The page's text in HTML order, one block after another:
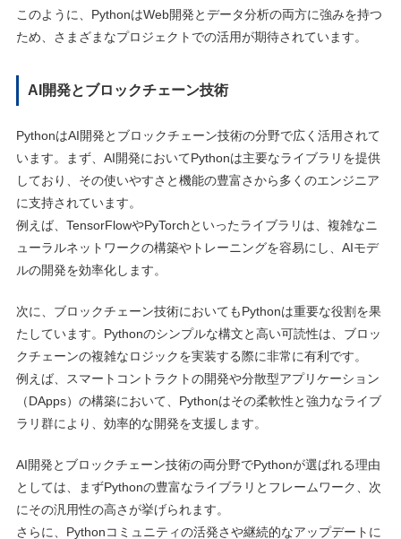
このように、PythonはWeb開発とデータ分析の両方に強みを持つ
ため、さまざまなプロジェクトでの活用が期待されています。
AI開発とブロックチェーン技術
PythonはAI開発とブロックチェーン技術の分野で広く活用されて
います。まず、AI開発においてPythonは主要なライブラリを提供
しており、その使いやすさと機能の豊富さから多くのエンジニア
に支持されています。
例えば、TensorFlowやPyTorchといったライブラリは、複雑なニ
ューラルネットワークの構築やトレーニングを容易にし、AIモデ
ルの開発を効率化します。
次に、ブロックチェーン技術においてもPythonは重要な役割を果
たしています。Pythonのシンプルな構文と高い可読性は、ブロッ
クチェーンの複雑なロジックを実装する際に非常に有利です。
例えば、スマートコントラクトの開発や分散型アプリケーション
（DApps）の構築において、Pythonはその柔軟性と強力なライブ
ラリ群により、効率的な開発を支援します。
AI開発とブロックチェーン技術の両分野でPythonが選ばれる理由
としては、まずPythonの豊富なライブラリとフレームワーク、次
にその汎用性の高さが挙げられます。
さらに、Pythonコミュニティの活発さや継続的なアップデートに